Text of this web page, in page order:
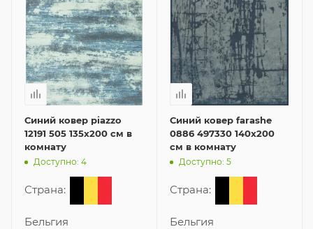
Синий ковер piazzo
12191 505 135x200 см в
комнату
Доступно: 4
Страна:
Бельгия
Синий ковер farashe
0886 497330 140x200
см в комнату
Доступно: 5
Страна:
Бельгия